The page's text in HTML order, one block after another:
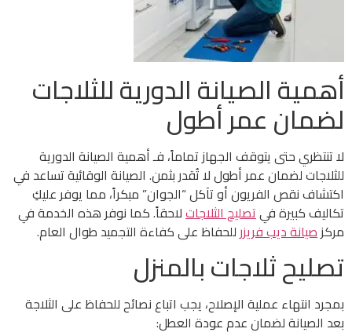
أهمية الصيانة الدورية للثلاجات
لضمان عمر أطول
لا تنتظري حتى يتوقف الجهاز تماماً، فـ أهمية الصيانة الدورية
للثلاجات لضمان عمر أطول لا تُقدر بثمن. الصيانة الوقائية تساعد في
اكتشاف نقص الفريون أو تآكل “الجوان” مبكراً، مما يوفر عليكِ
تكاليف كبيرة فيتصليح الثلاجاتلاحقاً. كما نوفر هذه الخدمة في
مركزصيانة ديب فريزر للحفاظ على كفاءة التجميد طوال العام.
تصليح ثلاجات بالمنزل
بمجرد انتهاء عملية الإصلاح، يجب اتباع نصائح للحفاظ على الثلاجة
بعد الصيانة لضمان عدم عودة العطل: